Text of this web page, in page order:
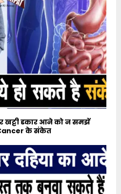
खट्टी डकार आने को न समझें
के संकेत